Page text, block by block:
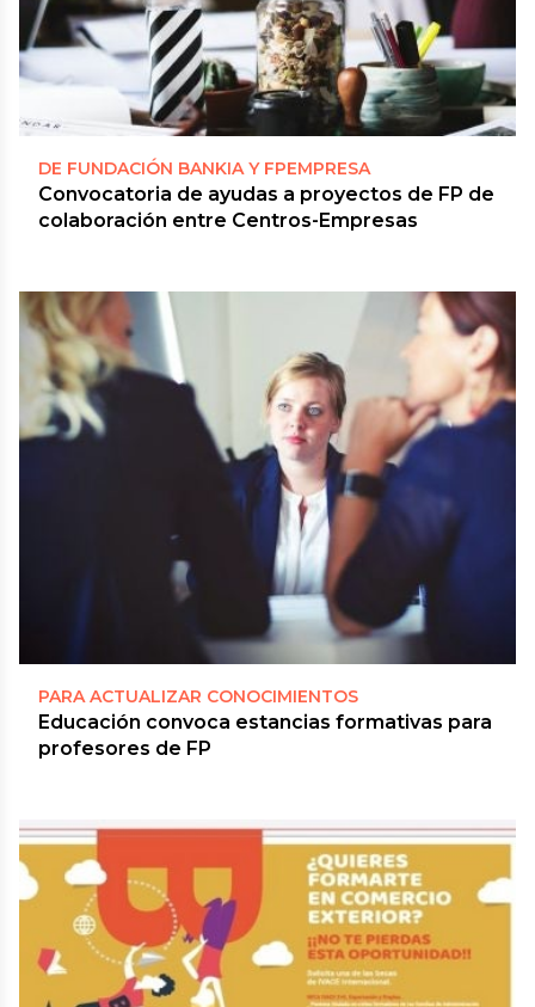
DE FUNDACIÓN BANKIA Y FPEMPRESA
Convocatoria de ayudas a proyectos de FP de
colaboración entre Centros-Empresas
PARA ACTUALIZAR CONOCIMIENTOS
Educación convoca estancias formativas para
profesores de FP